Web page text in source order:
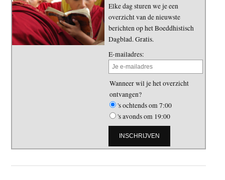
Elke dag sturen we je een
overzicht van de nieuwste
berichten op het Boeddhistisch
Dagblad. Gratis.
E-mailadres:
Wanneer wil je het overzicht
ontvangen?
's ochtends om 7:00
's avonds om 19:00